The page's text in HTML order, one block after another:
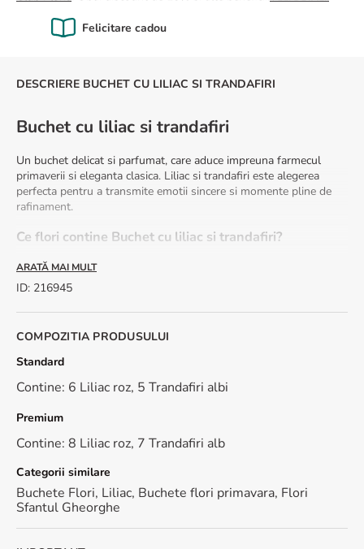
Calitate Garantată
DESCRIERE BUCHET CU LILIAC SI TRANDAFIRI
Buchet cu liliac si trandafiri
Un buchet delicat si parfumat, care aduce impreuna farmecul
primaverii si eleganta clasica. Liliac si trandafiri este alegerea
perfecta pentru a transmite emotii sincere si momente pline de
rafinament.
Ce flori contine Buchet cu liliac si trandafiri?
Acest aranjament armonios include:
liliac roz
trandafiri albi
Avantaje
Livrare rapida: in 2-4 ore
Felicitare inclusa: poti adauga un mesaj personal
Flori proaspete, atent selectionate
Recomandari de ingrijire
Pentru a pastra florile cat mai proaspete:
Taie tijele in diagonala
Schimba apa zilnic
ARATĂ MAI MULT
ID: 216945
COMPOZITIA PRODUSULUI
Standard
Contine: 6 Liliac roz, 5 Trandafiri albi
Premium
Contine: 8 Liliac roz, 7 Trandafiri alb
Categorii similare
Buchete Flori, Liliac, Buchete flori primavara, Flori
Sfantul Gheorghe